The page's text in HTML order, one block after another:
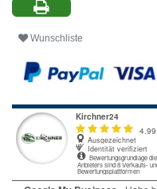
Wunschliste